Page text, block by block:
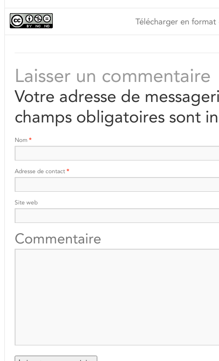
Télécharger en
Laisser un commentaire
Votre adresse de
champs obligatoires sont
Nom *
Adresse de contact *
Site web
Commentaire